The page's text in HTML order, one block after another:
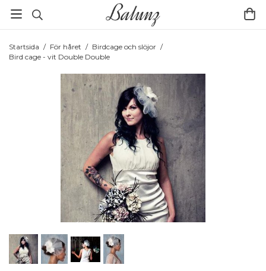
Startsida / För håret / Birdcage och slöjor /
Bird cage - vit Double Double